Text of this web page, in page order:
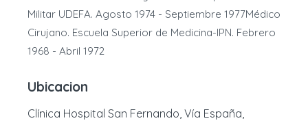
Militar UDEFA. Agosto 1974 - Septiembre 1977Médico
Cirujano. Escuela Superior de Medicina-IPN. Febrero
1968 - Abril 1972
Ubicacion
Clínica Hospital San Fernando, Vía España,